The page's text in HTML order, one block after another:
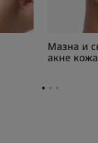
Мазна и
акне кожа
Отидете
Отидете
Отидете